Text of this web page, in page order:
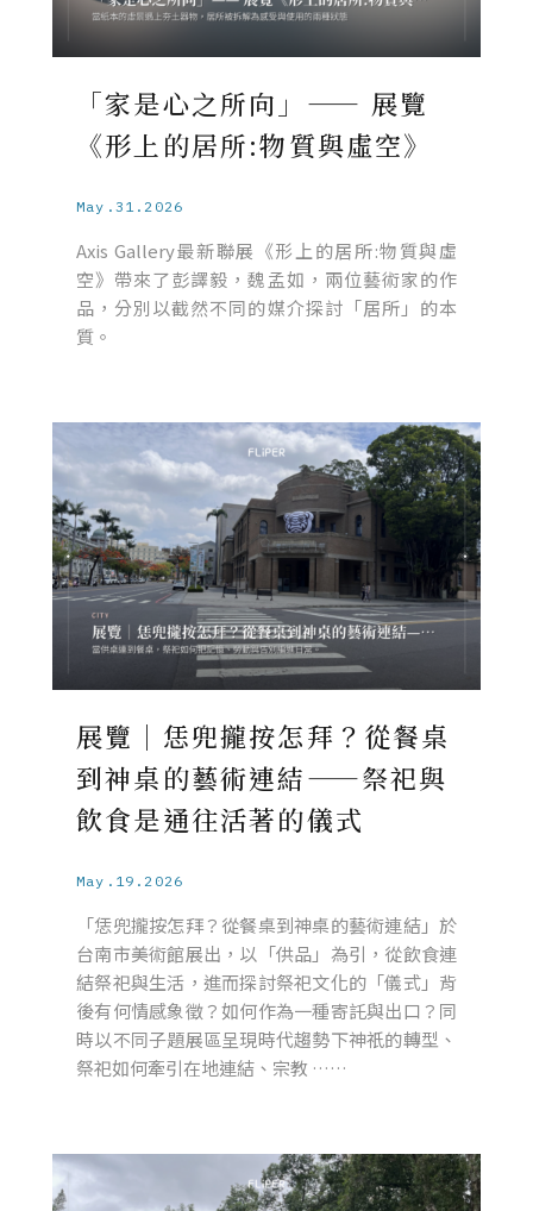
「家是心之所向」—— 展覽
《形上的居所:物質與虛空》
May.31.2026
Axis Gallery最新聯展《形上的居所:物質與虛
空》帶來了彭譯毅，魏孟如，兩位藝術家的作
品，分別以截然不同的媒介探討「居所」的本
質。
展覽｜恁兜攏按怎拜？從餐桌
到神桌的藝術連結——祭祀與
飲食是通往活著的儀式
May.19.2026
「恁兜攏按怎拜？從餐桌到神桌的藝術連結」於
台南市美術館展出，以「供品」為引，從飲食連
結祭祀與生活，進而探討祭祀文化的「儀式」背
後有何情感象徵？如何作為一種寄託與出口？同
時以不同子題展區呈現時代趨勢下神祇的轉型、
祭祀如何牽引在地連結、宗教 ……